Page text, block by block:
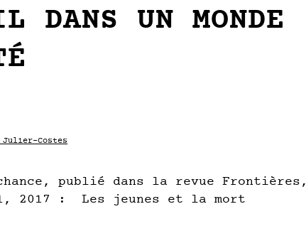
DANS UN MONDE
Costes
publié dans la revue Frontières,
2017 :
Les jeunes et la mort